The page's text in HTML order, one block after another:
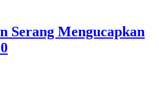
Serang Mengucapkan